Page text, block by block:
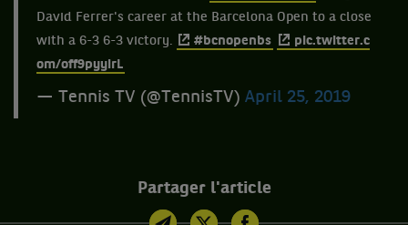
David Ferrer's career at the Barcelona Open to a close
with a 6-3 6-3 victory.
#bcnopenbs
pic.twitter.c
om/off9pyyirL
— Tennis TV (@TennisTV) April 25, 2019
Partager l'article